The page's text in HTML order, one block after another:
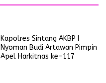
Kapolres Sintang AKBP I
Nyoman Budi Artawan Pimpin
Apel Harkitnas ke-117